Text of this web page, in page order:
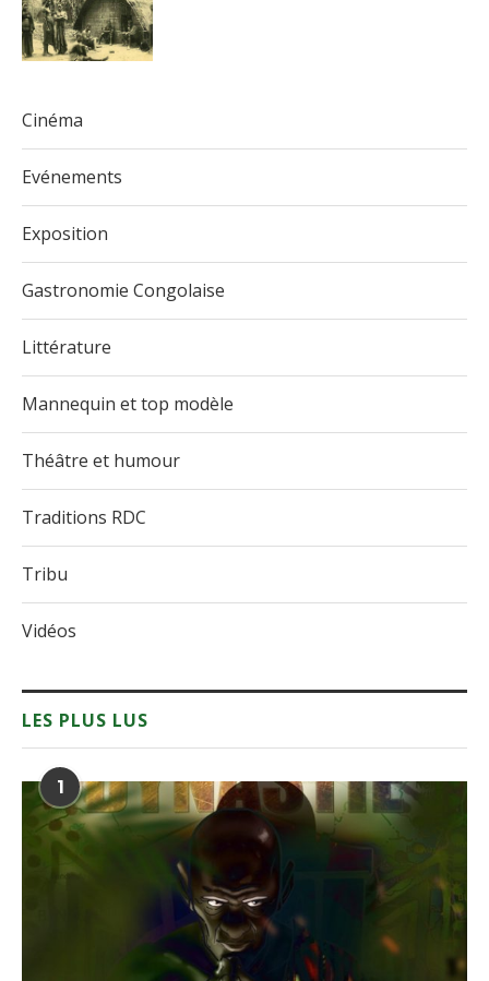
Cinéma
Evénements
Exposition
Gastronomie Congolaise
Littérature
Mannequin et top modèle
Théâtre et humour
Traditions RDC
Tribu
Vidéos
LES PLUS LUS
1